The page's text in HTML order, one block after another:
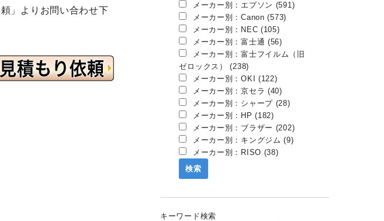
」よりお問い合わせ下
メーカー別：エプソン (591)
メーカー別：Canon (573)
メーカー別：NEC (105)
メーカー別：富士通 (56)
メーカー別：富士フイルム（旧
ゼロックス） (238)
メーカー別：OKI (122)
メーカー別：京セラ (40)
メーカー別：シャープ (28)
メーカー別：HP (182)
メーカー別：ブラザー (202)
メーカー別：キングジム (9)
メーカー別：RISO (38)
キーワード検索